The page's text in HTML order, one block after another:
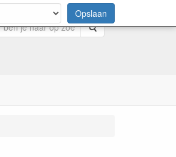
Zoeken
Opslaan